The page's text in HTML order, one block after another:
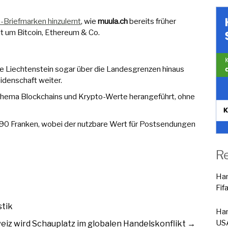
hinzulernt, wie muula.chbereits früher
Bitcoin, Ethereum & Co.
sogar über die Landesgrenzen hinaus
weiter.
Blockchains und Krypto-Werte herangeführt, ohne
Franken, wobei der nutzbare Wert für Postsendungen
wird Schauplatz im globalen Handelskonflikt →